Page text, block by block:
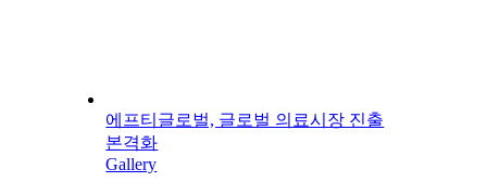
에프티글로벌, 글로벌 의료시장 진출
본격화
Gallery